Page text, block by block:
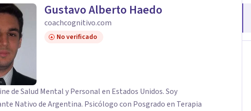
Gustavo Alberto Haedo
coachcognitivo.com
No verificado
de Salud Mental y Personal en Estados Unidos. Soy
Nativo de Argentina. Psicólogo con Posgrado en Terapia